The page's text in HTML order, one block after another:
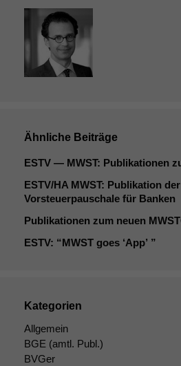
Ähnliche Beiträge
ESTV — MWST: Publikationen
ESTV/HA MWST: Publikation
Vorsteuerpauschale für Banken
Publikationen zum neuen
ESTV: “MWST goes ‘App’ ”
Kategorien
Allgemein
BGE (amtl. Publ.)
BVGer